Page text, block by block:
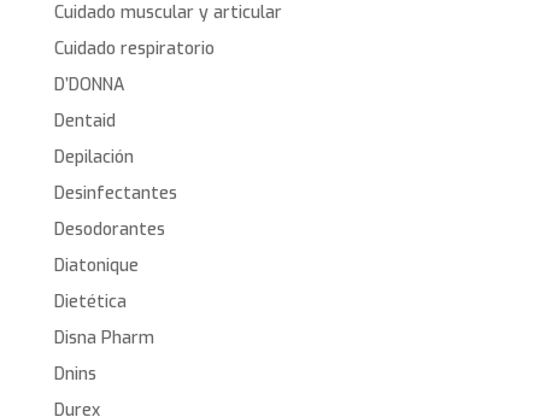
Cuidado muscular y articular
Cuidado respiratorio
D’DONNA
Dentaid
Depilación
Desinfectantes
Desodorantes
Diatonique
Dietética
Disna Pharm
Dnins
Durex